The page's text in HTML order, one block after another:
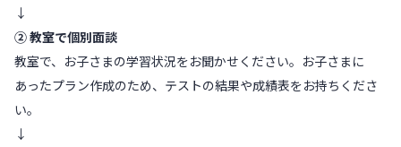
↓
② 教室で個別面談
教室で、お子さまの学習状況をお聞かせください。お子さまに
あったプラン作成のため、テストの結果や成績表をお持ちくださ
い。
↓